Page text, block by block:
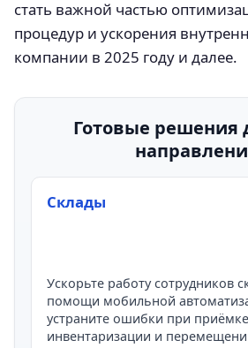
стать важной частью
процедур и ускорения
компании в 2025 году и далее.
Готовые решения
Склады
Ускорьте работу сотрудников
помощи мобильной
устраните ошибки при
инвентаризации и